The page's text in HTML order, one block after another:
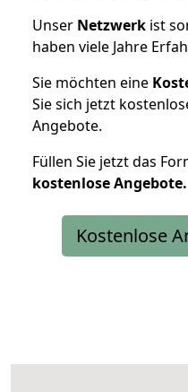
Unser Netzwerk ist
haben viele Jahre
Sie möchten eine
Sie sich jetzt
Angebote.
Füllen Sie jetzt das
kostenloseAngebote.
Kostenlose